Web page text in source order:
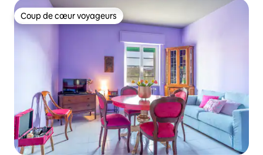
Coup de cœur voyageurs
Coup de cœur voyageurs